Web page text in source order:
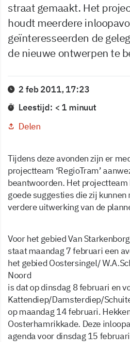
straat gemaakt. Het
houdt meerdere
geïnteresseerden de
de nieuwe ontwerpen te
2 feb 2011, 17:23
Leestijd: < 1 minuut
Delen
Tijdens deze avonden zijn er
projectteam ‘RegioTram’
beantwoorden. Het projectteam
goede suggesties die zij
verdere uitwerking van de
Voor het gebied Van
staat maandag 7 februari een
het gebied Oostersingel/
Noord
is dat op dinsdag 8 februari en
Kattendiep/Damsterdiep/
op maandag 14 februari.
Oosterhamrikkade. Deze
agenda voor dinsdag 15